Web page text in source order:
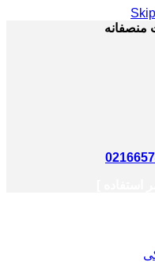
منصفانه